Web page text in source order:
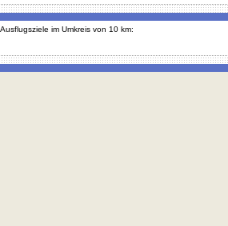
Ausflugsziele im Umkreis von 10 km: